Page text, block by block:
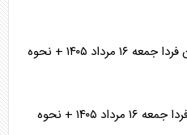
جدول قطعی برق استان اصفهان فردا جمعه ۱۶ مرداد ۱۴۰۵ + نحوه
جدول قطعی برق استان فارس فردا جمعه ۱۶ مرداد ۱۴۰۵ + نحوه